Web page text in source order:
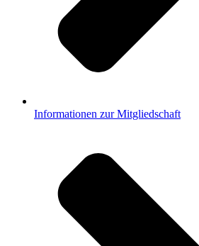
Informationen zur Mitgliedschaft